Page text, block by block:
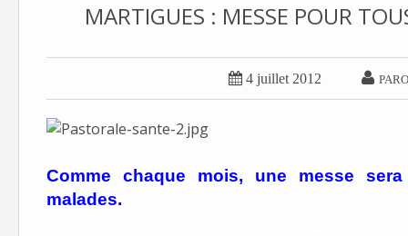
MARTIGUES : MESSE POUR
 4 juillet 2012 
Comme chaque mois, une messe
malades.